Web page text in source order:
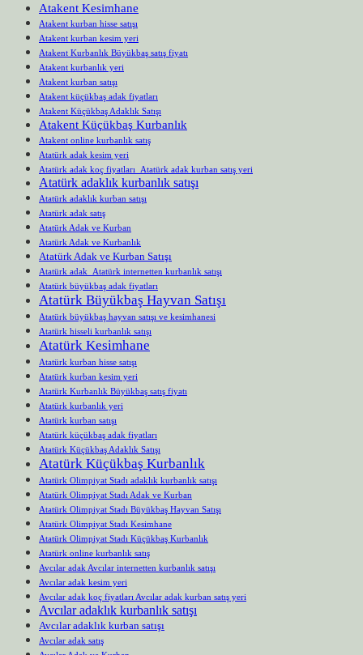
Atakent Kesimhane
Atakent kurban hisse satışı
Atakent kurban kesim yeri
Atakent Kurbanlık Büyükbaş satış fiyatı
Atakent kurbanlık yeri
Atakent kurban satışı
Atakent küçükbaş adak fiyatları
Atakent Küçükbaş Adaklık Satışı
Atakent Küçükbaş Kurbanlık
Atakent online kurbanlık satış
Atatürk adak kesim yeri
Atatürk adak koç fiyatları Atatürk adak kurban satış yeri
Atatürk adaklık kurbanlık satışı
Atatürk adaklık kurban satışı
Atatürk adak satış
Atatürk Adak ve Kurban
Atatürk Adak ve Kurbanlık
Atatürk Adak ve Kurban Satışı
Atatürk adak Atatürk internetten kurbanlık satışı
Atatürk büyükbaş adak fiyatları
Atatürk Büyükbaş Hayvan Satışı
Atatürk büyükbaş hayvan satışı ve kesimhanesi
Atatürk hisseli kurbanlık satışı
Atatürk Kesimhane
Atatürk kurban hisse satışı
Atatürk kurban kesim yeri
Atatürk Kurbanlık Büyükbaş satış fiyatı
Atatürk kurbanlık yeri
Atatürk kurban satışı
Atatürk küçükbaş adak fiyatları
Atatürk Küçükbaş Adaklık Satışı
Atatürk Küçükbaş Kurbanlık
Atatürk Olimpiyat Stadı adaklık kurbanlık satışı
Atatürk Olimpiyat Stadı Adak ve Kurban
Atatürk Olimpiyat Stadı Büyükbaş Hayvan Satışı
Atatürk Olimpiyat Stadı Kesimhane
Atatürk Olimpiyat Stadı Küçükbaş Kurbanlık
Atatürk online kurbanlık satış
Avcılar adak Avcılar internetten kurbanlık satışı
Avcılar adak kesim yeri
Avcılar adak koç fiyatları Avcılar adak kurban satış yeri
Avcılar adaklık kurbanlık satışı
Avcılar adaklık kurban satışı
Avcılar adak satış